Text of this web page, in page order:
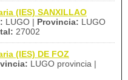
(IES) SANXILLAO
LUGO | Provincia: LUGO
27002
(IES) DE FOZ
LUGO provincia |